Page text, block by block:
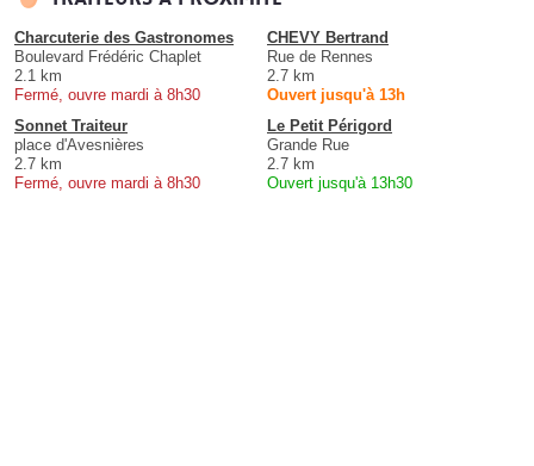
Charcuterie des Gastronomes
Boulevard Frédéric Chaplet
2.1 km
Fermé, ouvre mardi à 8h30
CHEVY Bertrand
Rue de Rennes
2.7 km
Ouvert jusqu'à 13h
Sonnet Traiteur
place d'Avesnières
2.7 km
Fermé, ouvre mardi à 8h30
Le Petit Périgord
Grande Rue
2.7 km
Ouvert jusqu'à 13h30